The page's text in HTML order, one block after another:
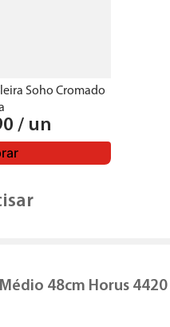
Soho Cromado
/ un
48cm Horus 4420